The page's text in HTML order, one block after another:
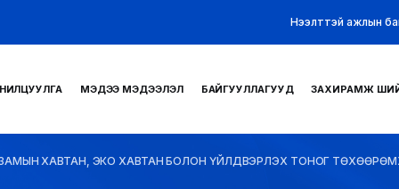
Нээлттэй ажлын
МЭДЭЭ МЭДЭЭЛЭЛ БАЙГУУЛЛАГУУД ЗАХИРАМЖ
ХАВТАН, ЭКО ХАВТАН БОЛОН ҮЙЛДВЭРЛЭХ ТОНОГ